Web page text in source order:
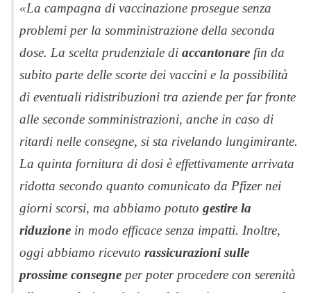
«La campagna di vaccinazione prosegue senza
problemi per la somministrazione della seconda
dose. La scelta prudenziale di accantonare fin da
subito parte delle scorte dei vaccini e la possibilità
di eventuali ridistribuzioni tra aziende per far fronte
alle seconde somministrazioni, anche in caso di
ritardi nelle consegne, si sta rivelando lungimirante.
La quinta fornitura di dosi è effettivamente arrivata
ridotta secondo quanto comunicato da Pfizer nei
giorni scorsi, ma abbiamo potuto gestire la
riduzione in modo efficace senza impatti. Inoltre,
oggi abbiamo ricevuto rassicurazioni sulle
prossime consegne per poter procedere con serenità